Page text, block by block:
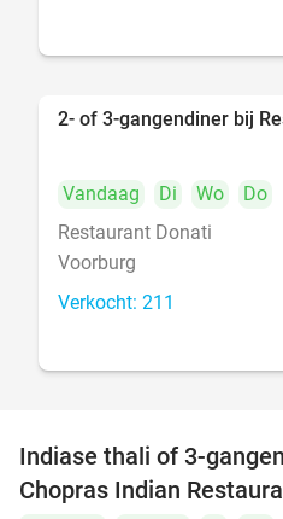
food
2- of 3-gangendiner bij
Vandaag Di Wo
Do
Restaurant Donati
Voorburg
Verkocht: 211
Indiase thali of 3-
Chopras Indian